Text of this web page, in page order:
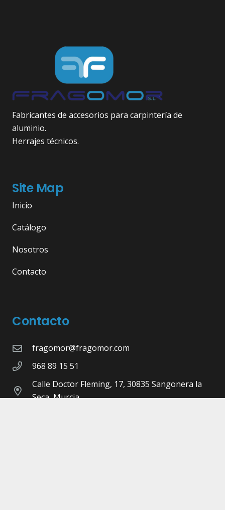
Fabricantes de accesorios para carpintería de
aluminio.
Herrajes técnicos.
Site Map
Inicio
Catálogo
Nosotros
Contacto
Contacto
fragomor@fragomor.com
968 89 15 51
Calle Doctor Fleming, 17, 30835 Sangonera la
Seca, Murcia